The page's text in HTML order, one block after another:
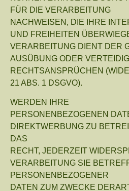
FÜR DIE VERARBEITUNG
NACHWEISEN, DIE IHRE
UND FREIHEITEN
VERARBEITUNG DIENT DER
AUSÜBUNG ODER
RECHTSANSPRÜCHEN
21 ABS. 1 DSGVO).
WERDEN IHRE
PERSONENBEZOGENEN
DIREKTWERBUNG ZU
DAS
RECHT, JEDERZEIT
VERARBEITUNG SIE
PERSONENBEZOGENER
DATEN ZUM ZWECKE